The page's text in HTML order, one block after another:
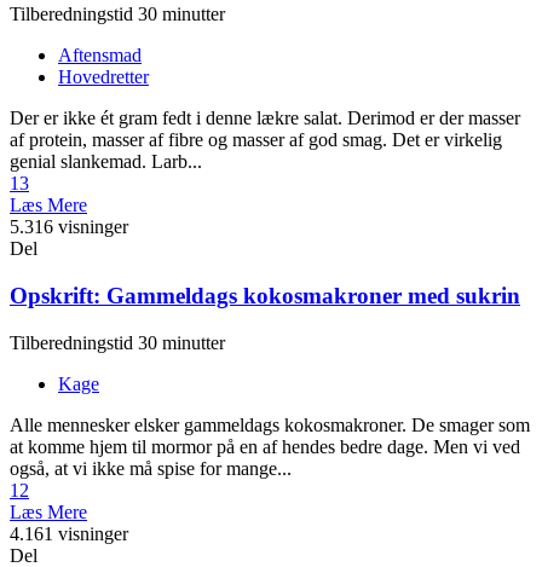
Tilberedningstid 30 minutter
Aftensmad
Hovedretter
Der er ikke ét gram fedt i denne lækre salat. Derimod er der masser
af protein, masser af fibre og masser af god smag. Det er virkelig
genial slankemad. Larb...
13
Læs Mere
5.316 visninger
Del
Opskrift: Gammeldags kokosmakroner med sukrin
Tilberedningstid 30 minutter
Kage
Alle mennesker elsker gammeldags kokosmakroner. De smager som
at komme hjem til mormor på en af hendes bedre dage. Men vi ved
også, at vi ikke må spise for mange...
12
Læs Mere
4.161 visninger
Del